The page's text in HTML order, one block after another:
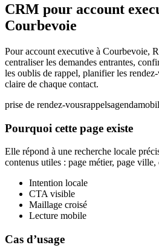
CRM pour account
Courbevoie
Pour account executive à Courbevoie,
centraliser les demandes entrantes,
les oublis de rappel, planifier les
claire de chaque contact.
prise de rendez-vousrappelsagenda
Pourquoi cette page existe
Elle répond à une recherche locale
contenus utiles : page métier, page
Intention locale
CTA visible
Maillage croisé
Lecture mobile
Cas d’usage